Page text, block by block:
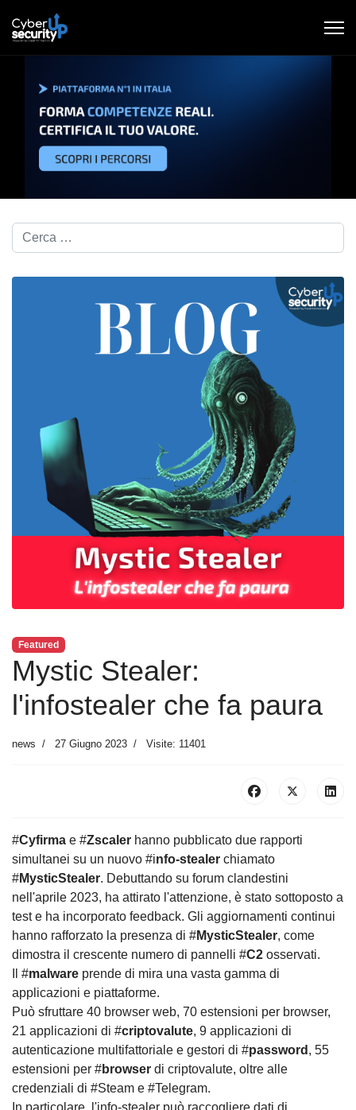
Cerca nel blog...
Featured
Mystic Stealer:
l'infostealer che fa paura
news 27 Giugno 2023 Visite: 11401
#Cyfirma e #Zscaler hanno pubblicato due rapporti
simultanei su un nuovo #info-stealer chiamato
#MysticStealer. Debuttando su forum clandestini
nell'aprile 2023, ha attirato l'attenzione, è stato sottoposto a
test e ha incorporato feedback. Gli aggiornamenti continui
hanno rafforzato la presenza di #MysticStealer, come
dimostra il crescente numero di pannelli #C2 osservati.
Il #malware prende di mira una vasta gamma di
applicazioni e piattaforme.
Può sfruttare 40 browser web, 70 estensioni per browser,
21 applicazioni di #criptovalute, 9 applicazioni di
autenticazione multifattoriale e gestori di #password , 55
estensioni per #browser di criptovalute, oltre alle
credenziali di #Steam e #Telegram.
In particolare, l'info-stealer può raccogliere dati di